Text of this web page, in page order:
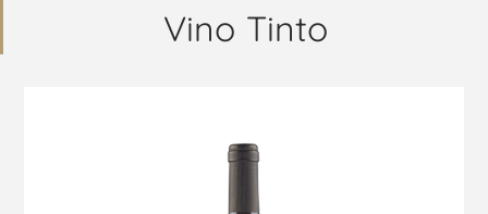
Vino Tinto